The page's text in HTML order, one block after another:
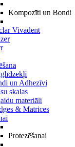
Kompozīti un Bondi
Vivadent
un Adhezīvi
skalas
materiāli
& Matrices
Protezēšanai